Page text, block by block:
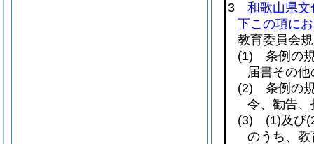
3 和歌山県
下この項に
教育委員会
(1) 条例の
届書その
(2) 条例の
令、勧告
(3)
(1)及び
のうち、